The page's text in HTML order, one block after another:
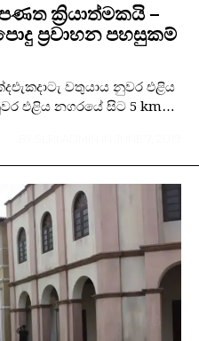
ක්‍රියාත්මකයි –
ප්‍රවාහන පහසුකම්
වතුයාය නුවර එළිය
එළිය නගරයේ සිට 5 km…